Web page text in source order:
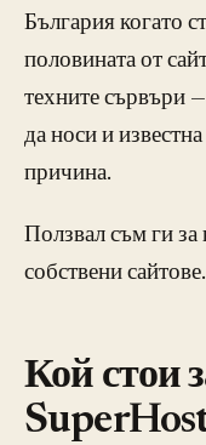
България когато
половината от
техните сървъри
да носи и
причина.
Ползвал съм ги за
собствени
Кой стои